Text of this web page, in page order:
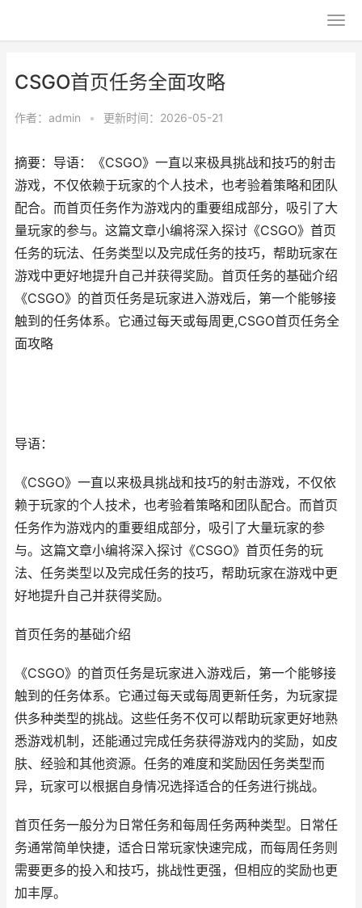
CSGO首页任务全面攻略
作者： admin • 更新时间：2026-05-21
摘要：导语：《CSGO》一直以来极具挑战和技巧的射击
游戏，不仅依赖于玩家的个人技术，也考验着策略和团队
配合。而首页任务作为游戏内的重要组成部分，吸引了大
量玩家的参与。这篇文章小编将深入探讨《CSGO》首页
任务的玩法、任务类型以及完成任务的技巧，帮助玩家在
游戏中更好地提升自己并获得奖励。首页任务的基础介绍
《CSGO》的首页任务是玩家进入游戏后，第一个能够接
触到的任务体系。它通过每天或每周更,CSGO首页任务全
面攻略
导语：
《CSGO》一直以来极具挑战和技巧的射击游戏，不仅依
赖于玩家的个人技术，也考验着策略和团队配合。而首页
任务作为游戏内的重要组成部分，吸引了大量玩家的参
与。这篇文章小编将深入探讨《CSGO》首页任务的玩
法、任务类型以及完成任务的技巧，帮助玩家在游戏中更
好地提升自己并获得奖励。
首页任务的基础介绍
《CSGO》的首页任务是玩家进入游戏后，第一个能够接
触到的任务体系。它通过每天或每周更新任务，为玩家提
供多种类型的挑战。这些任务不仅可以帮助玩家更好地熟
悉游戏机制，还能通过完成任务获得游戏内的奖励，如皮
肤、经验和其他资源。任务的难度和奖励因任务类型而
异，玩家可以根据自身情况选择适合的任务进行挑战。
首页任务一般分为日常任务和每周任务两种类型。日常任
务通常简单快捷，适合日常玩家快速完成，而每周任务则
需要更多的投入和技巧，挑战性更强，但相应的奖励也更
加丰厚。